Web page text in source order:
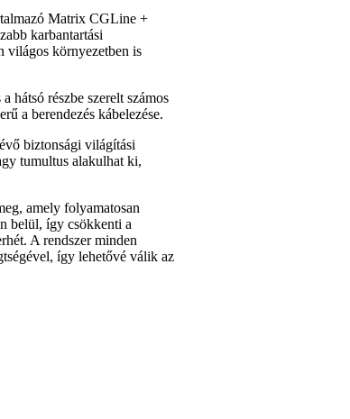
Matrix CGLine +
karbantartási
világos környezetben is
hátsó részbe szerelt számos
a berendezés kábelezése.
biztonsági világítási
tumultus alakulhat ki,
amely folyamatosan
belül, így csökkenti a
A rendszer minden
így lehetővé válik az